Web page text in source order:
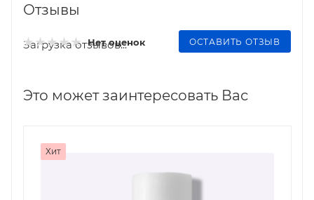
Отзывы
Нет оценок ОСТАВИТЬ ОТЗЫВ
Загрузка отзывов...
Это может заинтересовать Вас
Хит